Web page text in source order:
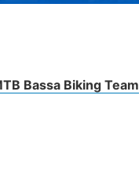
Bassa Biking Team